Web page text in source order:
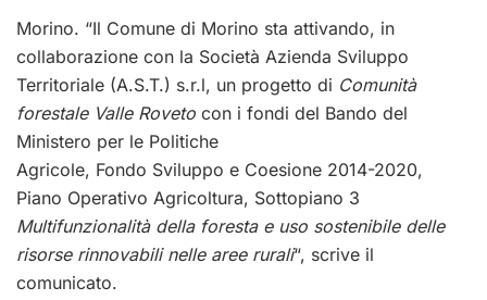
Morino. “Il Comune di Morino sta attivando, in
collaborazione con la Società Azienda Sviluppo
Territoriale (A.S.T.) s.r.l, un progetto di Comunità
forestale Valle Roveto con i fondi del Bando del
Ministero per le Politiche
Agricole, Fondo Sviluppo e Coesione 2014-2020,
Piano Operativo Agricoltura, Sottopiano 3
Multifunzionalità della foresta e uso sostenibile delle
risorse rinnovabili nelle aree rurali“, scrive il
comunicato.